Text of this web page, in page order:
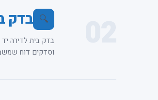
🔍 בדק
בדק בית לדירה
וסדקים דוח